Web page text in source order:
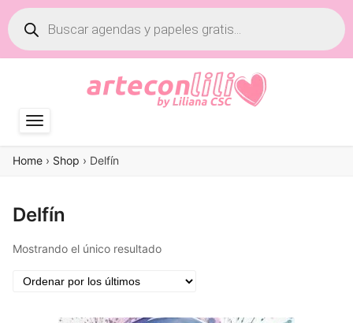
Búsqueda
de
productos
Home › Shop › Delfín
Delfín
Mostrando el único resultado